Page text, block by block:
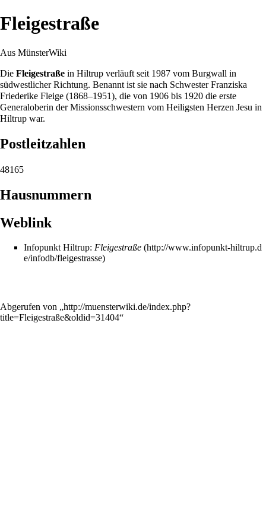
Fleigestraße
Aus MünsterWiki
Die Fleigestraße in Hiltrup verläuft seit 1987 vom Burgwall in
südwestlicher Richtung. Benannt ist sie nach Schwester Franziska
Friederike Fleige (1868–1951), die von 1906 bis 1920 die erste
Generaloberin derMissionsschwestern vom Heiligsten Herzen Jesu in
Hiltrup war.
Postleitzahlen
48165
Hausnummern
Weblink
Infopunkt Hiltrup: Fleigestraße
Abgerufen von „http://muensterwiki.de/index.php?
title=Fleigestraße&oldid=31404“